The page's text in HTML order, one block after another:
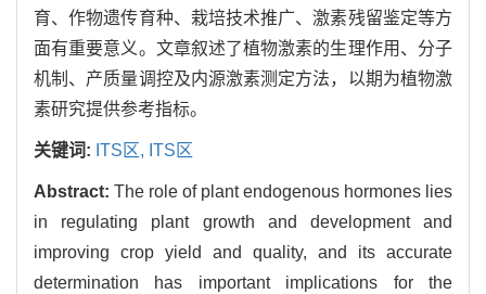
育、作物遗传育种、栽培技术推广、激素残留鉴定等方
面有重要意义。文章叙述了植物激素的生理作用、分子
机制、产质量调控及内源激素测定方法，以期为植物激
素研究提供参考指标。
关键词: ITS区, ITS区
Abstract: The role of plant endogenous hormones lies
in regulating plant growth and development and
improving crop yield and quality, and its accurate
determination has important implications for the